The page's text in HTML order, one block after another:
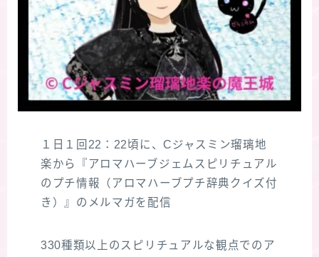
１日１回22：22頃に、Cジャスミン瑠璃地
楽から『アロマハーブジェムスピリチュアル
のプチ情報（アロマハーブプチ辞典クイズ付
き）』のメルマガを配信
330種類以上のスピリチュアルな観点でのア